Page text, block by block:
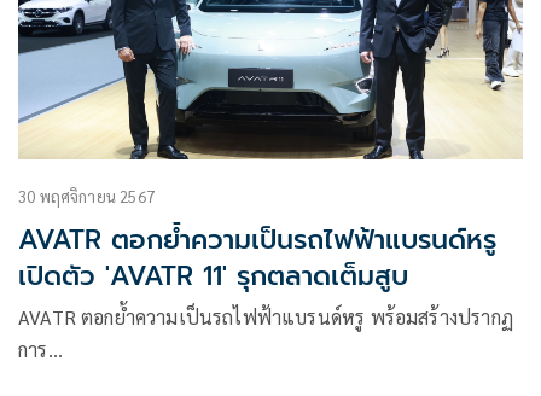
30 พฤศจิกายน 2567
AVATR ตอกย้ำความเป็นรถไฟฟ้าแบรนด์หรู
เปิดตัว 'AVATR 11' รุกตลาดเต็มสูบ
AVATR ตอกย้ำความเป็นรถไฟฟ้าแบรนด์หรู พร้อมสร้างปรากฏ
การ…